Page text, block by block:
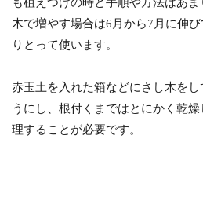
も植えつけの時と手順や方法はあ
木で増やす場合は6月から7月に伸
りとって使います。
赤玉土を入れた箱などにさし木を
うにし、根付くまではとにかく乾
理することが必要です。